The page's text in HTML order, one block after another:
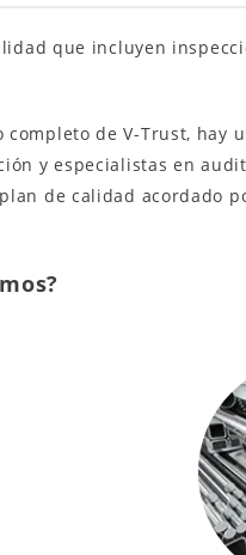
que incluyen
completo de V-Trust,
y especialistas en
de calidad acordado